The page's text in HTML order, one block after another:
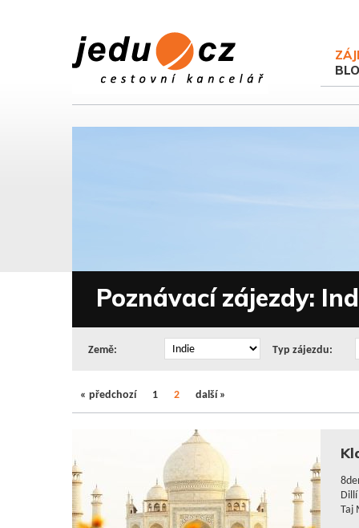
Poznávací zájezdy:
Země: Typ zájezdu:
« předchozí 1 2 další »
Taj